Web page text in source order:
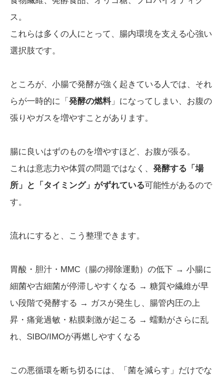
ス。
これらは多くの人にとって、腸内環境を支える心強い
選択肢です。
ところが、小腸で発酵が強く起きている人では、それ
らが一時的に「 発酵の燃料」になってしまい、お腹の
張りやガスを増やすことがあります。
腸に良いはずのものを増やすほど、お腹が張る。
これは意志力や体質の問題ではなく、 発酵する「場
所」と「タイミング」がずれている可能性があるので
す。
流れにすると、こう整理できます。
胃酸・胆汁・MMC（腸の掃除運動）の低下 → 小腸に
細菌や古細菌が停滞しやすくなる → 糖質や繊維が早
い段階で発酵する → ガスが発生し、腸管内圧の上
昇・痛覚過敏・粘膜刺激が起こる → 蠕動がさらに乱
れ、SIBO/IMOが再燃しやすくなる
この悪循環を断ち切るには、「菌を減らす」だけでな